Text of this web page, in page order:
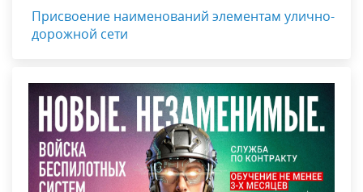
Присвоение наименований элементам улично-
дорожной сети